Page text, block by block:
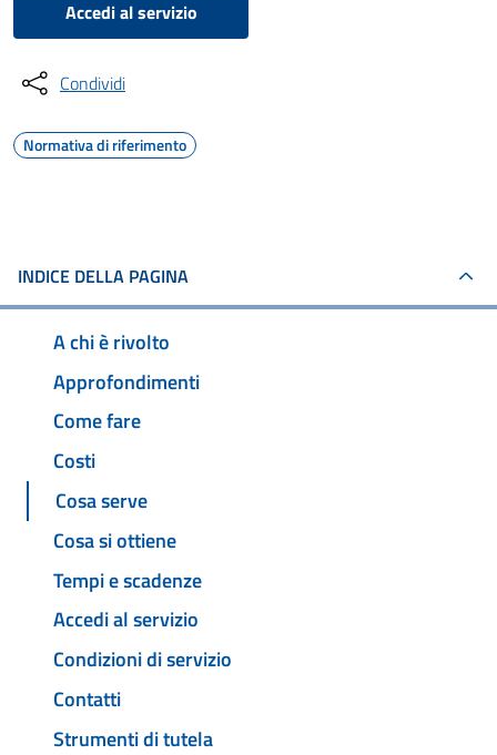
Accedi al servizio
Condividi
Normativa di riferimento
INDICE DELLA PAGINA
A chi è rivolto
Approfondimenti
Come fare
Costi
Cosa serve
Cosa si ottiene
Tempi e scadenze
Accedi al servizio
Condizioni di servizio
Contatti
Strumenti di tutela